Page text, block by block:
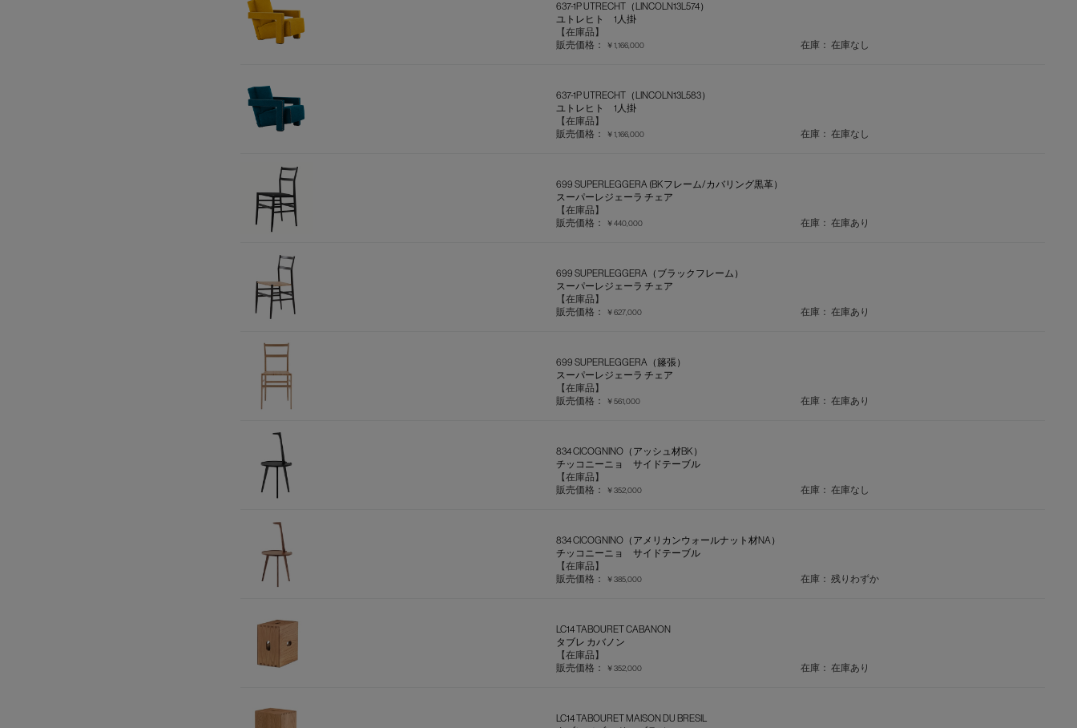
637-1P UTRECHT（LINCOLN13L574）
ユトレヒト 1人掛
【在庫品】
販売価格：
￥1,166,000 在庫： 在庫なし
637-1P UTRECHT（LINCOLN13L583）
ユトレヒト 1人掛
【在庫品】
販売価格：
￥1,166,000 在庫： 在庫なし
699 SUPERLEGGERA (BKフレーム/カバリング黒革）
スーパーレジェーラ チェア
【在庫品】
販売価格：
￥440,000 在庫： 在庫あり
699 SUPERLEGGERA（ブラックフレーム）
スーパーレジェーラ チェア
【在庫品】
販売価格：
￥627,000 在庫： 在庫あり
699 SUPERLEGGERA（籐張）
スーパーレジェーラ チェア
【在庫品】
販売価格：
￥561,000 在庫： 在庫あり
834 CICOGNINO（アッシュ材BK）
チッコニーニョ サイドテーブル
【在庫品】
販売価格：
￥352,000 在庫： 在庫なし
834 CICOGNINO（アメリカンウォールナット材NA）
チッコニーニョ サイドテーブル
【在庫品】
販売価格：
￥385,000 在庫： 残りわずか
LC14 TABOURET CABANON
タブレ カバノン
【在庫品】
販売価格：
￥352,000 在庫： 在庫あり
LC14 TABOURET MAISON DU BRESIL